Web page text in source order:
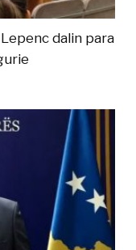
dalin para